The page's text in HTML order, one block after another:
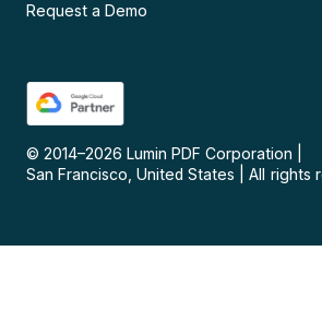
Request a Demo
© 2014–2026 Lumin PDF Corporation
San Francisco, United States
All rights